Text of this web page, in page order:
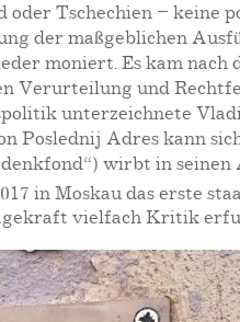
Tschechien –
der maßgeblichen
moniert. Es kam
Verurteilung und
unterzeichnete
Poslednij Adres kann
wirbt in
in Moskau das erste
vielfach Kritik